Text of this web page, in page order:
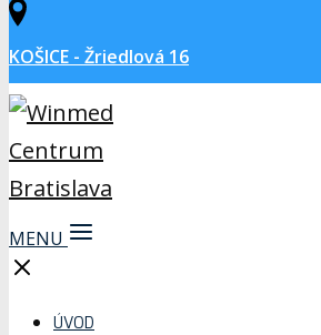
KOŠICE - Žriedlová 16
MENU
ÚVOD